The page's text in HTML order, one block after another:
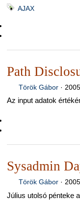
AJAX
Path
Török Gábor·
Az input adatok
Sysadmin
Török Gábor·
Július utolsó pénteke